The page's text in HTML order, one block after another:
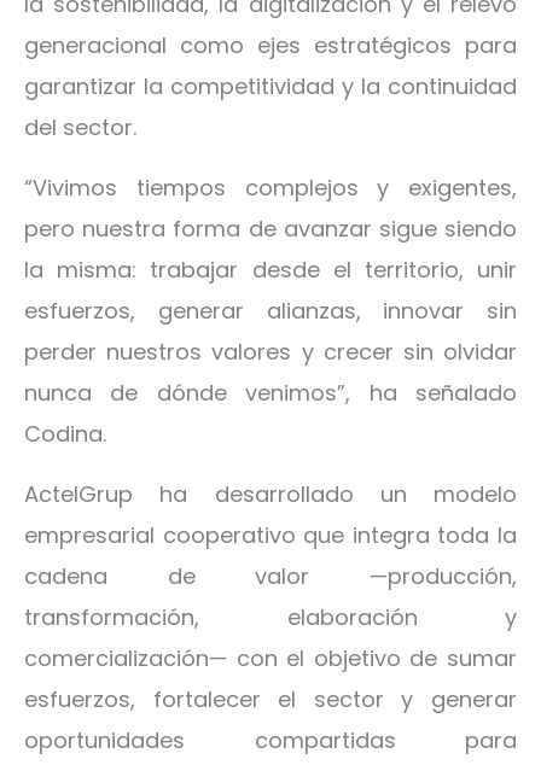
generacional como ejes estratégicos para
garantizar la competitividad y la continuidad
del sector.
“Vivimos tiempos complejos y exigentes,
pero nuestra forma de avanzar sigue siendo
la misma: trabajar desde el territorio, unir
esfuerzos, generar alianzas, innovar sin
perder nuestros valores y crecer sin olvidar
nunca de dónde venimos”, ha señalado
Codina.
ActelGrup ha desarrollado un modelo
empresarial cooperativo que integra toda la
cadena de valor —producción,
transformación, elaboración y
comercialización— con el objetivo de sumar
esfuerzos, fortalecer el sector y generar
oportunidades compartidas para